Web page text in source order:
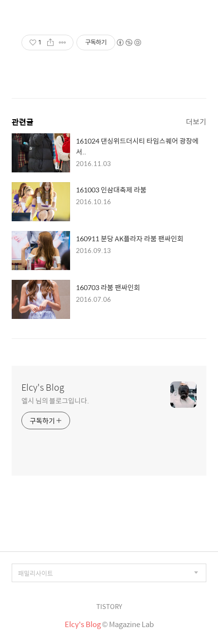
1 구독하기
관련글 더보기
161024 댄싱위드더시티 타임스퀘어 광장에
서..
2016.11.03
161003 인삼대축제 라붐
2016.10.16
160911 분당 AK플라자 라붐 팬싸인회
2016.09.13
160703 라붐 팬싸인회
2016.07.06
Elcy's Blog
엘시 님의 블로그입니다.
구독하기
TISTORY
Elcy's Blog© Magazine Lab